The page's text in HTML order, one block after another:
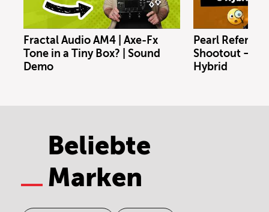
Fractal Audio AM4 | Axe-Fx
Tone in a Tiny Box? | Sound
Demo
Pearl
Shootout –
Hybrid
Beliebte
Marken